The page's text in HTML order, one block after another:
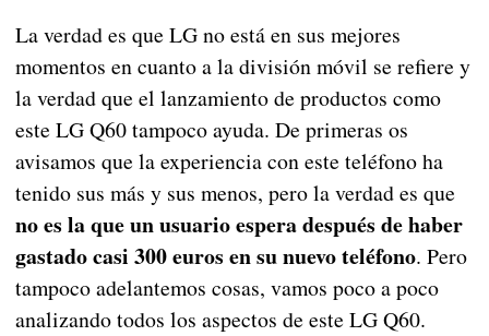
La verdad es que LG no está en sus mejores
momentos en cuanto a la división móvil se refiere y
la verdad que el lanzamiento de productos como
este LG Q60 tampoco ayuda. De primeras os
avisamos que la experiencia con este teléfono ha
tenido sus más y sus menos, pero la verdad es que
no es la que un usuario espera después de haber
gastado casi 300 euros en su nuevo teléfono. Pero
tampoco adelantemos cosas, vamos poco a poco
analizando todos los aspectos de este LG Q60.